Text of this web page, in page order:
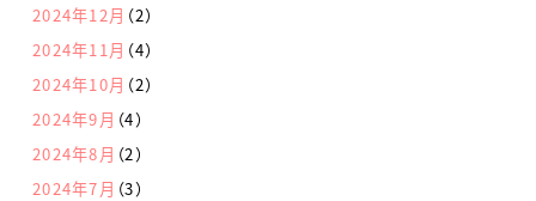
2024年12月 （2）
2024年11月 （4）
2024年10月 （2）
2024年9月 （4）
2024年8月 （2）
2024年7月 （3）